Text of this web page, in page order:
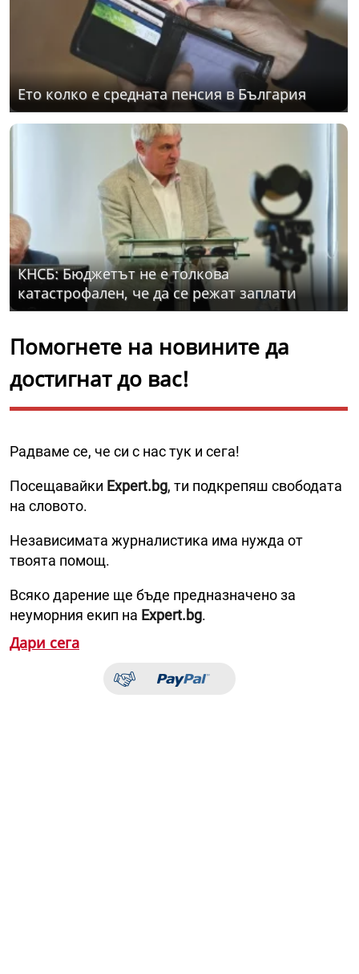
Ето колко е средната пенсия в България
КНСБ: Бюджетът не е толкова
катастрофален, че да се режат заплати
Помогнете на новините да
достигнат до вас!
Радваме се, че си с нас тук и сега!
Посещавайки Expert.bg, ти подкрепяш свободата
на словото.
Независимата журналистика има нужда от
твоята помощ.
Всяко дарение ще бъде предназначено за
неуморния екип на Expert.bg.
Дари сега